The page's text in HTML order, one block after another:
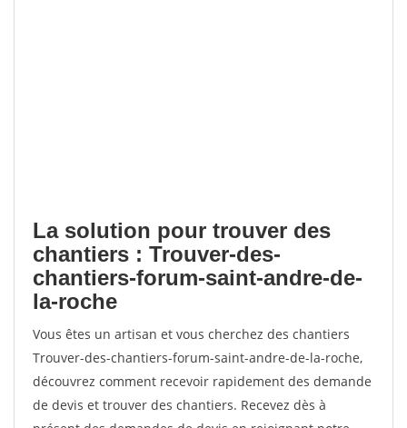
La solution pour trouver des
chantiers : Trouver-des-
chantiers-forum-saint-andre-de-
la-roche
Vous êtes un artisan et vous cherchez des chantiers
Trouver-des-chantiers-forum-saint-andre-de-la-roche,
découvrez comment recevoir rapidement des demande
de devis et trouver des chantiers. Recevez dès à